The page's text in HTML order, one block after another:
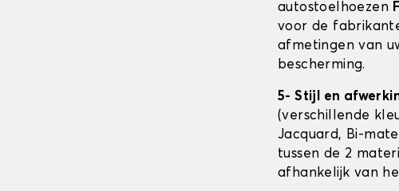
autostoelhoezen
voor de
afmetingen van
bescherming.
5- Stijl en
(verschillende
Jacquard, Bi-
tussen de 2
afhankelijk van